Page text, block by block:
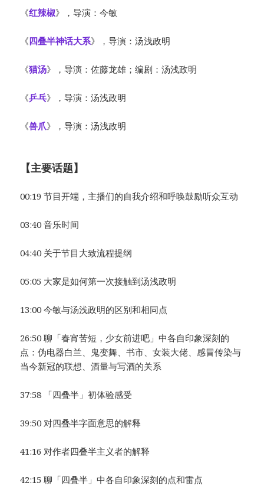
《红辣椒》，导演：今敏
《四叠半神话大系》，导演：汤浅政明
《猫汤》，导演：佐藤龙雄；编剧：汤浅政明
《乒乓》，导演：汤浅政明
《兽爪》，导演：汤浅政明
【主要话题】
00:19 节目开端，主播们的自我介绍和呼唤鼓励听众互动
03:40 音乐时间
04:40 关于节目大致流程提纲
05:05 大家是如何第一次接触到汤浅政明
13:00 今敏与汤浅政明的区别和相同点
26:50 聊「春宵苦短，少女前进吧」中各自印象深刻的
点：伪电器白兰、鬼变舞、书市、女装大佬、感冒传染与
当今新冠的联想、酒量与写酒的关系
37:58 「四叠半」初体验感受
39:50 对四叠半字面意思的解释
41:16 对作者四叠半主义者的解释
42:15 聊「四叠半」中各自印象深刻的点和雷点